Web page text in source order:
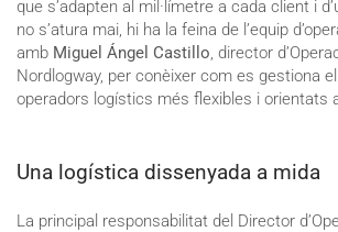
que s’adapten al mil·límetre a cada client i
no s’atura mai, hi ha la feina de l’equip
amb Miguel Ángel Castillo, director
Nordlogway, per conèixer com es gestiona el
operadors logístics més flexibles i orientats
Una logística dissenyada a mida
La principal responsabilitat del Director